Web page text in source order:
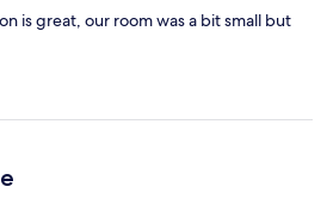
is great, our room was a bit small but